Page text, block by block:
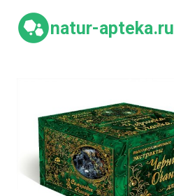
содержимому
natur-apteka.ru